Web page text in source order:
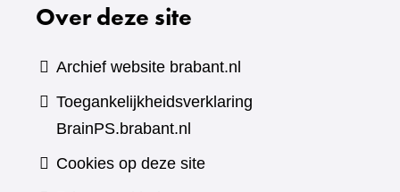
Over deze site
Archief website brabant.nl
Toegankelijkheidsverklaring
BrainPS.brabant.nl
Cookies op deze site